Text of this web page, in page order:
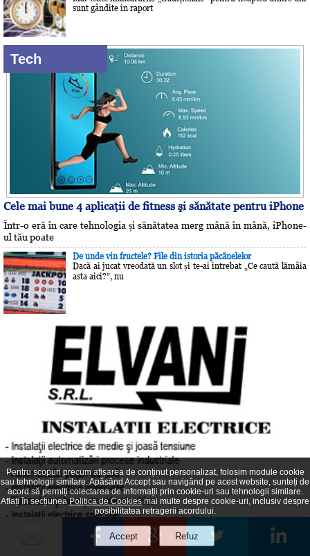
sunt gândite în raport
Tech
Cele mai bune 4 aplicaţii de fitness şi sănătate pentru iPhone
Într-o eră în care tehnologia și sănătatea merg mână în mână, iPhone-
ul tău poate
De unde vin fructele? File din istoria păcănelelor
Dacă ai jucat vreodată un slot și te-ai întrebat „Ce caută lămâia
asta aici?”, nu
Pentru scopuri precum afișarea de conținut personalizat, folosim module cookie
sau tehnologii similare. Apăsând Accept sau navigând pe acest website, sunteți de
acord să permiți colectarea de informații prin cookie-uri sau tehnologii similare.
Aflați în secțiuneaPolitica de Cookiesmai multe despre cookie-uri, inclusiv despre
posibilitatea retragerii acordului.